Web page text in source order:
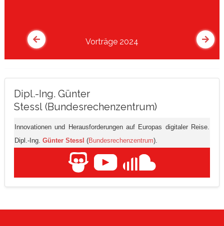
Vorträge 2024
Dipl.-Ing. Günter
Stessl (Bundesrechenzentrum)
Innovationen und Herausforderungen auf Europas digitaler Reise.
Dipl.-Ing. Günter Stessl (Bundesrechenzentrum).